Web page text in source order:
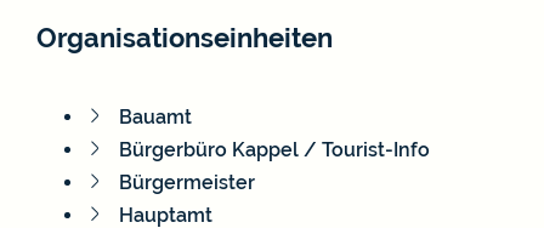
Organisationseinheiten
Bauamt
Bürgerbüro Kappel / Tourist-Info
Bürgermeister
Hauptamt